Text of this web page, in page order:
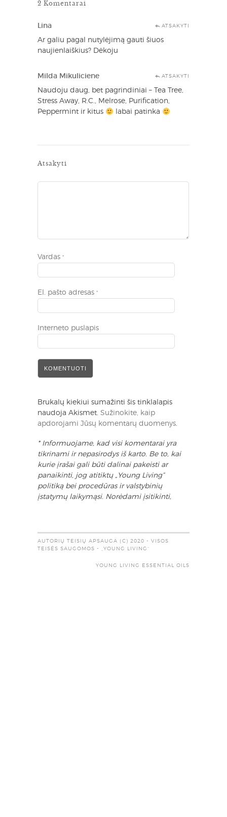
2 Komentarai
Lina ATSAKYTI
Ar galiu pagal nutylėjimą gauti šiuos
naujienlaiškius? Dėkoju
Milda Mikuliciene ATSAKYTI
Naudoju daug, bet pagrindiniai – Tea Tree,
Stress Away, R.C., Melrose, Purification,
Peppermint ir kitus
labai patinka
Atsakyti
Vardas *
El. pašto adresas *
Interneto puslapis
Brukalų kiekiui sumažinti šis tinklalapis
naudoja Akismet. Sužinokite, kaip
apdorojami Jūsų komentarų duomenys.
* Informuojame, kad visi komentarai yra
tikrinami ir nepasirodys iš karto. Be to, kai
kurie įrašai gali būti dalinai pakeisti ar
panaikinti, jog atitiktų „Young Living“
politiką bei procedūras ir valstybinių
įstatymų laikymąsi. Norėdami įsitikinti,
AUTORIŲ TEISIŲ APSAUGA (C) 2020 - VISOS
TEISĖS SAUGOMOS - „YOUNG LIVING“
YOUNG LIVING ESSENTIAL OILS